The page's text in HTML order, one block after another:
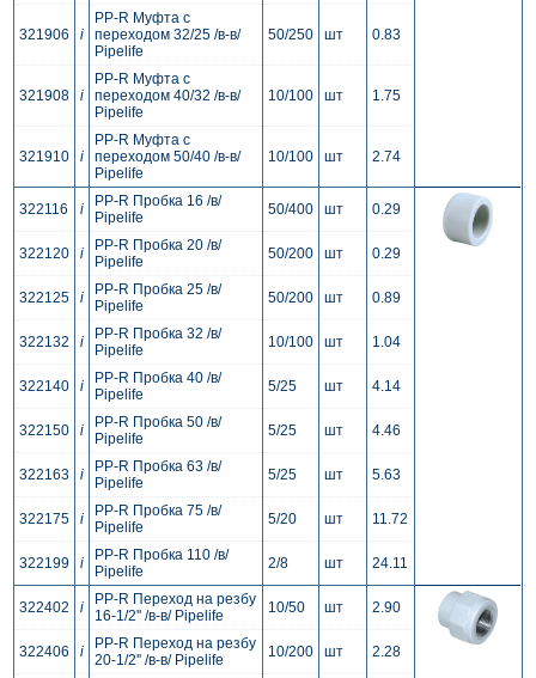
321906 i
PP-R Муфта с
переходом 32/25 /в-в/
Pipelife
50/250 шт 0.83
321908 i
PP-R Муфта с
переходом 40/32 /в-в/
Pipelife
10/100 шт 1.75
321910 i
PP-R Муфта с
переходом 50/40 /в-в/
Pipelife
10/100 шт 2.74
322116 i
PP-R Пробка 16 /в/
Pipelife
50/400 шт 0.29
322120 i
PP-R Пробка 20 /в/
Pipelife
50/200 шт 0.29
322125 i
PP-R Пробка 25 /в/
Pipelife
50/200 шт 0.89
322132 i
PP-R Пробка 32 /в/
Pipelife
10/100 шт 1.04
322140 i
PP-R Пробка 40 /в/
Pipelife
5/25 шт 4.14
322150 i
PP-R Пробка 50 /в/
Pipelife
5/25 шт 4.46
322163 i
PP-R Пробка 63 /в/
Pipelife
5/25 шт 5.63
322175 i
PP-R Пробка 75 /в/
Pipelife
5/20 шт 11.72
322199 i
PP-R Пробка 110 /в/
Pipelife
2/8 шт 24.11
322402 i
PP-R Переход на резбу
16-1/2'' /в-в/ Pipelife
10/50 шт 2.90
322406 i
PP-R Переход на резбу
20-1/2'' /в-в/ Pipelife
10/200 шт 2.28